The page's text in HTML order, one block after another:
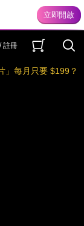
註冊
」每月只要 $199？